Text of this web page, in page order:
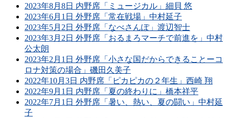
2023年8月8日 内野席「ミュージカル」細貝 悠
2023年6月1日 外野席「常在戦場」中村延子
2023年5月2日 外野席「なべさんぽ」渡辺智士
2023年3月2日 外野席「おるまろマーチで前進を」中村
公太朗
2023年2月1日 外野席「小さな国だからできることーコ
ロナ対策の場合」磯田久美子
2022年10月3日 内野席「ピカピカの２年生」西崎 翔
2022年9月1日 内野席「夏の終わりに」橋本祥平
2022年7月1日 外野席「暑い、熱い、夏の闘い」中村延
子